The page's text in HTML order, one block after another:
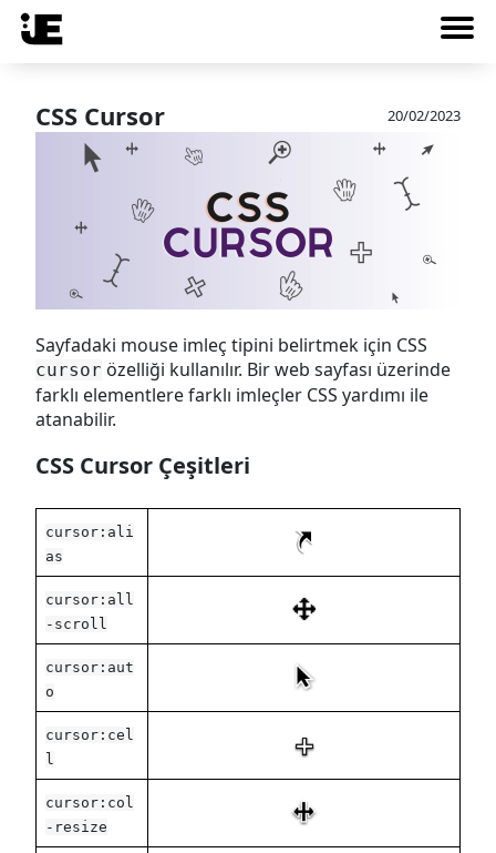
CSS Cursor 20/02/2023
Sayfadaki mouse imleç tipini belirtmek için CSS
cursor özelliği kullanılır. Bir web sayfası üzerinde
farklı elementlere farklı imleçler CSS yardımı ile
atanabilir.
CSS Cursor Çeşitleri
cursor:ali
as
cursor:all
-scroll
cursor:aut
o
cursor:cel
l
cursor:col
-resize